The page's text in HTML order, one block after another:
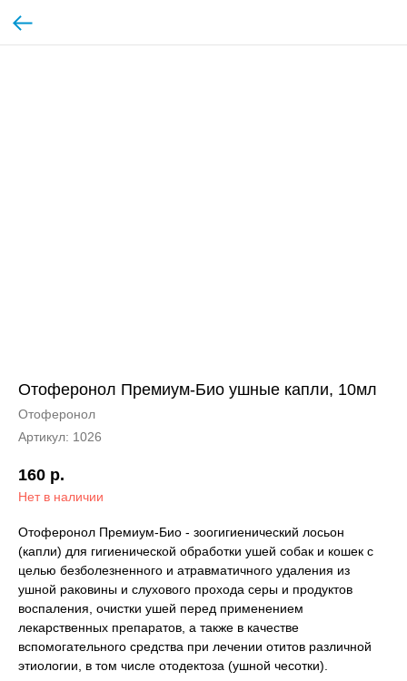
Отоферонол Премиум-Био ушные капли, 10мл
Отоферонол
Артикул: 1026
160 р.
Нет в наличии
Отоферонол Премиум-Био - зоогигиенический лосьон
(капли) для гигиенической обработки ушей собак и кошек с
целью безболезненного и атравматичного удаления из
ушной раковины и слухового прохода серы и продуктов
воспаления, очистки ушей перед применением
лекарственных препаратов, а также в качестве
вспомогательного средства при лечении отитов различной
этиологии, в том числе отодектоза (ушной чесотки).